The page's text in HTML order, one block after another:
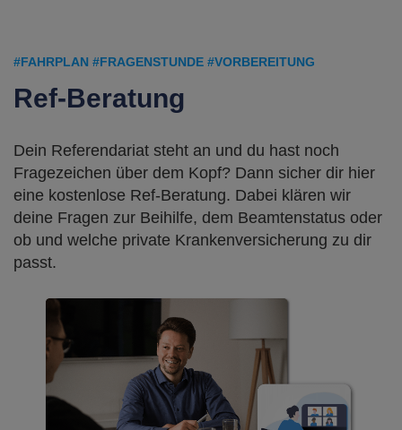
#FAHRPLAN #FRAGENSTUNDE #VORBEREITUNG
Ref-Beratung
Dein Referendariat steht an und du hast noch
Fragezeichen über dem Kopf? Dann sicher dir hier
eine kostenlose Ref-Beratung. Dabei klären wir
deine Fragen zur Beihilfe, dem Beamtenstatus oder
ob und welche private Krankenversicherung zu dir
passt.